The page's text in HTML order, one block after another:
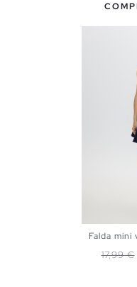
Falda mini
Precio
17,99 €